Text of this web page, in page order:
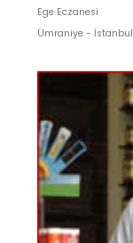
Ege Eczanesi
Ümraniye - İstanbul